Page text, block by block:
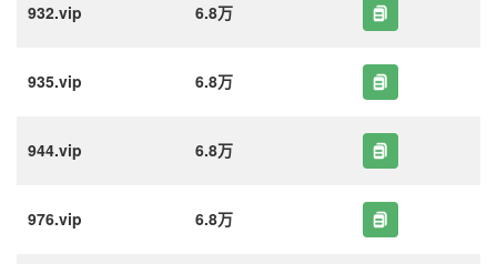
932.vip 6.8万
935.vip 6.8万
944.vip 6.8万
976.vip 6.8万